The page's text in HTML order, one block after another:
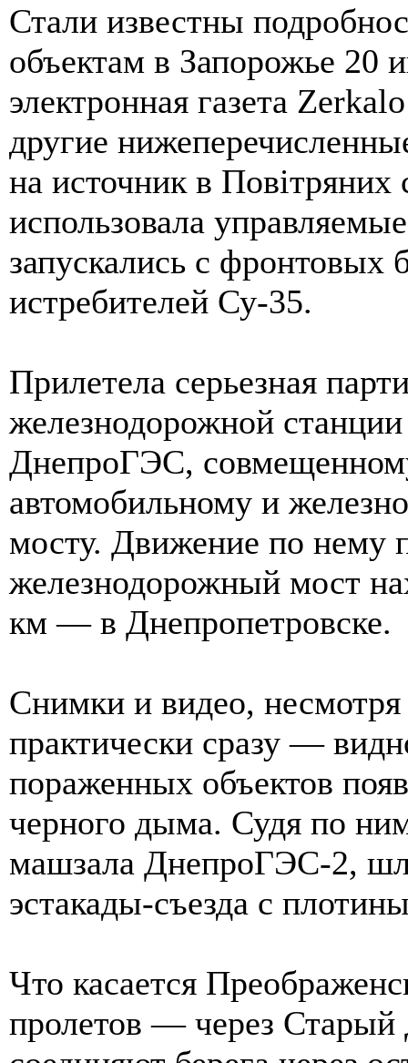
Стали известны
объектам в Запорожье 20
электронная газета
другие
на источник в Повiтряних
использовала
запускались с
истребителей Су-35.
Прилетела серьезная
железнодорожной
ДнепроГЭС,
автомобильному и
мосту. Движение по нему
железнодорожный мост
км — в Днепропетровске.
Снимки и видео, несмотря
практически сразу —
пораженных объектов
черного дыма. Судя по
машзала ДнепроГЭС-2,
эстакады-съезда с
Что касается
пролетов — через